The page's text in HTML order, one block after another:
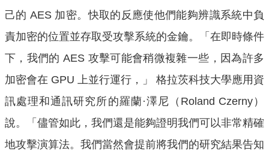
己的 AES 加密。快取的反應使他們能夠辨識系統中負
責加密的位置並存取受攻擊系統的金鑰。「在即時條件
下，我們的 AES 攻擊可能會稍微複雜一些，因為許多
加密會在 GPU 上並行運行，」 格拉茨科技大學應用資
訊處理和通訊研究所的羅蘭·澤尼（Roland Czerny）
說。「儘管如此，我們還是能夠證明我們可以非常精確
地攻擊演算法。我們當然會提前將我們的研究結果告知